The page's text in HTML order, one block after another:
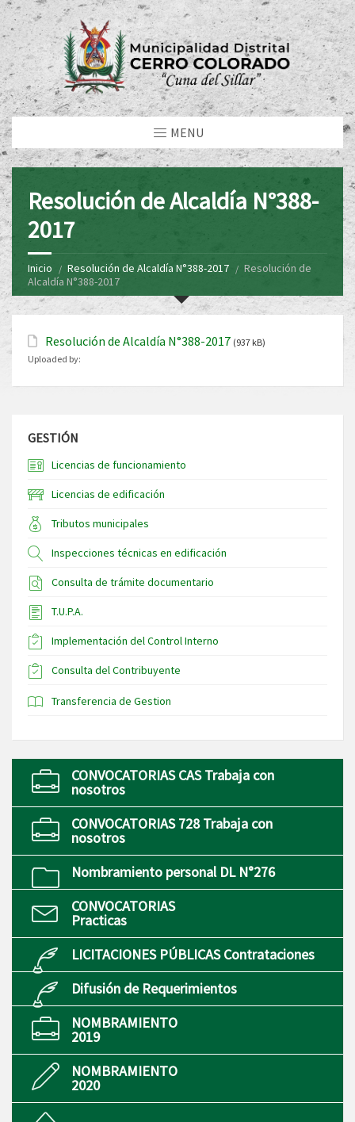
MENU
Resolución de Alcaldía N°388-
2017
Inicio Resolución de Alcaldía N°388-2017
Resolución de
Alcaldía N°388-2017
Resolución de Alcaldía N°388-2017 (937 kB)
Uploaded by:
GESTIÓN
Licencias de funcionamiento
Licencias de edificación
Tributos municipales
Inspecciones técnicas en edificación
Consulta de trámite documentario
T.U.P.A.
Implementación del Control Interno
Consulta del Contribuyente
Transferencia de Gestion
CONVOCATORIAS CAS Trabaja con
nosotros
CONVOCATORIAS 728 Trabaja con
nosotros
Nombramiento personal DL N°276
CONVOCATORIAS
Practicas
LICITACIONES PÚBLICAS Contrataciones
Difusión de Requerimientos
NOMBRAMIENTO
2019
NOMBRAMIENTO
2020